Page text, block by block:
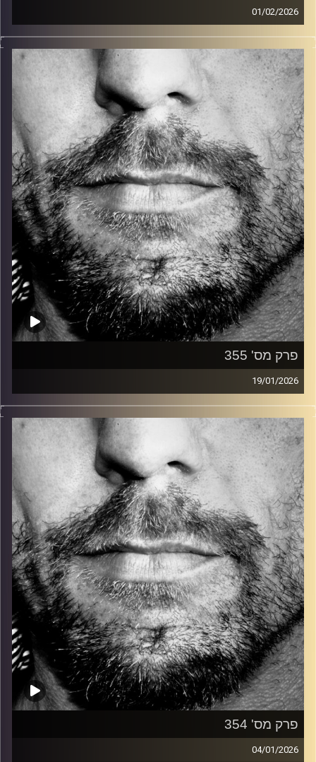
01/02/2026
זיפים, מוזיקה מחוספסת של הופעות חיות. הרבה ג'אם, רוק,
בלוז, bluegrass, ג'אז, Fאנק, פרוגרסיב ואפילו אלקטרוניקה.
כל מה שחי, אמיתי ונושם.
עם שמוליק רגב.
קרדיט תמונות: David Goehring
פרק מס' 355
19/01/2026
זיפים, מוזיקה מחוספסת של הופעות חיות. הרבה ג'אם, רוק,
בלוז, bluegrass, ג'אז, Fאנק, פרוגרסיב ואפילו אלקטרוניקה.
כל מה שחי, אמיתי ונושם.
עם שמוליק רגב.
קרדיט תמונות: David Goehring
פרק מס' 354
04/01/2026